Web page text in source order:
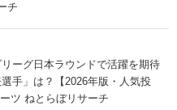
チ
ーグ日本ラウンドで活躍を期待
手」は？【2026年版・人気投
ツ ねとらぼリサーチ